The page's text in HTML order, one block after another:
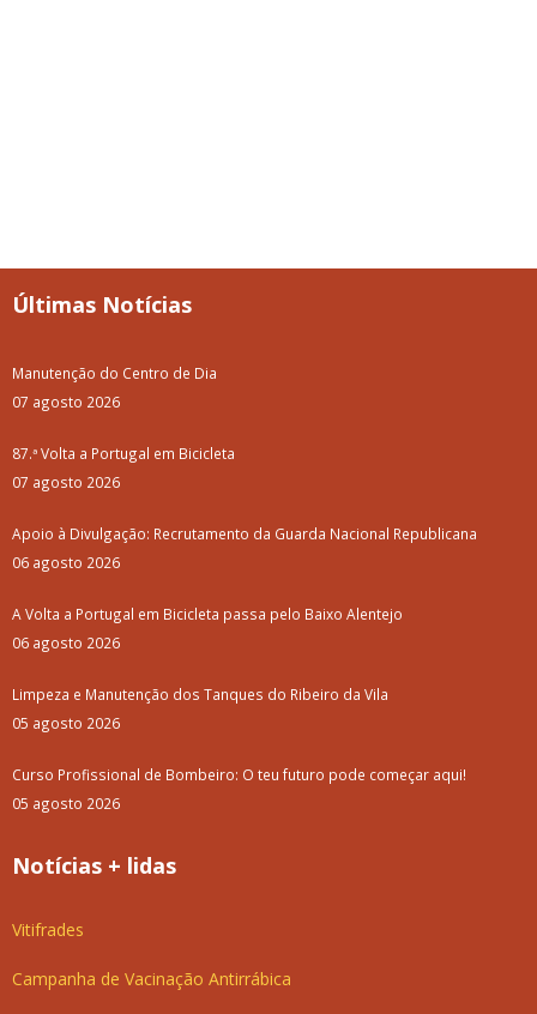
Últimas Notícias
Manutenção do Centro de Dia
07 agosto 2026
87.ª Volta a Portugal em Bicicleta
07 agosto 2026
Apoio à Divulgação: Recrutamento da Guarda Nacional Republicana
06 agosto 2026
A Volta a Portugal em Bicicleta passa pelo Baixo Alentejo
06 agosto 2026
Limpeza e Manutenção dos Tanques do Ribeiro da Vila
05 agosto 2026
Curso Profissional de Bombeiro: O teu futuro pode começar aqui!
05 agosto 2026
Notícias + lidas
Vitifrades
Campanha de Vacinação Antirrábica